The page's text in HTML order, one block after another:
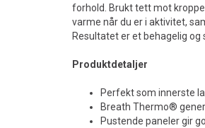
forhold. Brukt tett mot
varme når du er i aktivitet,
Resultatet er et behagelig
Produktdetaljer
Perfekt som innerste
Breath Thermo®
Pustende paneler gir